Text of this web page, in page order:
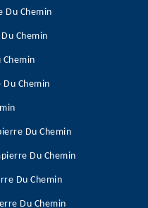
Du Chemin
Chemin
Chemin
Du Chemin
Du Chemin
Du Chemin
Du Chemin